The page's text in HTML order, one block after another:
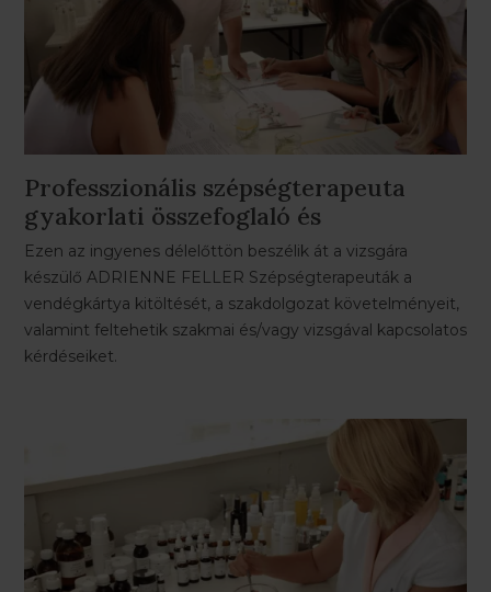
Professzionális szépségterapeuta
gyakorlati összefoglaló és
vizsgafelkészítő
Ezen az ingyenes délelőttön beszélik át a vizsgára
készülő ADRIENNE FELLER Szépségterapeuták a
vendégkártya kitöltését, a szakdolgozat követelményeit,
valamint feltehetik szakmai és/vagy vizsgával kapcsolatos
kérdéseiket.